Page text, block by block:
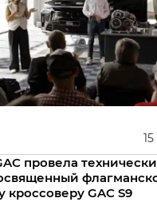
15
провела
кроссоверу GAC S9